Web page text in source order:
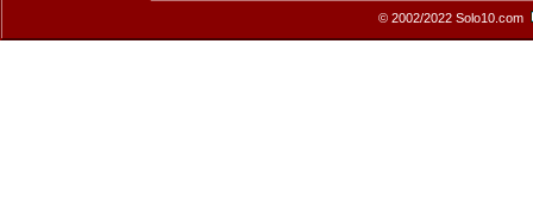
© 2002/2022 Solo10.com